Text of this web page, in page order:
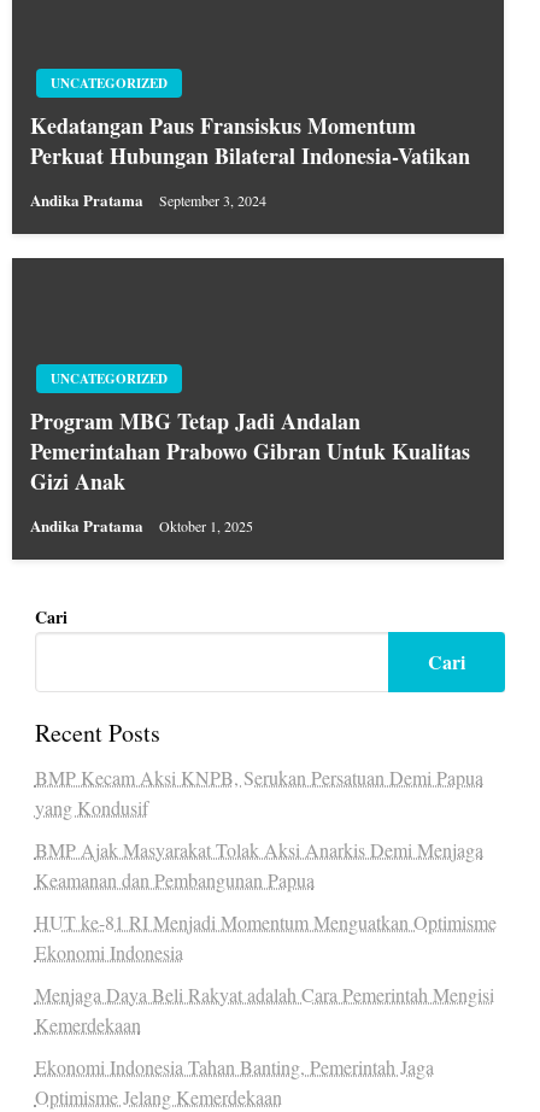
UNCATEGORIZED
Kedatangan Paus Fransiskus Momentum
Perkuat Hubungan Bilateral Indonesia-Vatikan
Andika Pratama September 3, 2024
UNCATEGORIZED
Program MBG Tetap Jadi Andalan
Pemerintahan Prabowo Gibran Untuk Kualitas
Gizi Anak
Andika Pratama Oktober 1, 2025
Cari
Cari
Recent Posts
BMP Kecam Aksi KNPB, Serukan Persatuan Demi Papua
yang Kondusif
BMP Ajak Masyarakat Tolak Aksi Anarkis Demi Menjaga
Keamanan dan Pembangunan Papua
HUT ke-81 RI Menjadi Momentum Menguatkan Optimisme
Ekonomi Indonesia
Menjaga Daya Beli Rakyat adalah Cara Pemerintah Mengisi
Kemerdekaan
Ekonomi Indonesia Tahan Banting, Pemerintah Jaga
Optimisme Jelang Kemerdekaan